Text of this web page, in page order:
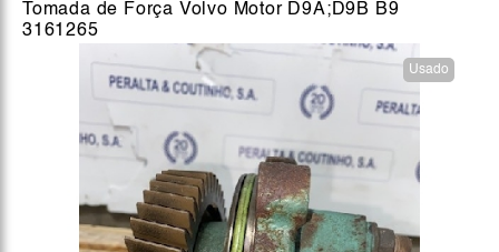
Tomada de Força Volvo Motor D9A;D9B B9
3161265
Usado